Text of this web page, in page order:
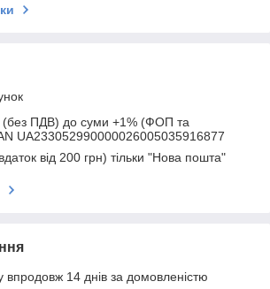
(без ПДВ) до суми +1% (ФОП та
UA233052990000026005035916877
від 200 грн) тільки "Нова пошта"
впродовж 14 днів за домовленістю